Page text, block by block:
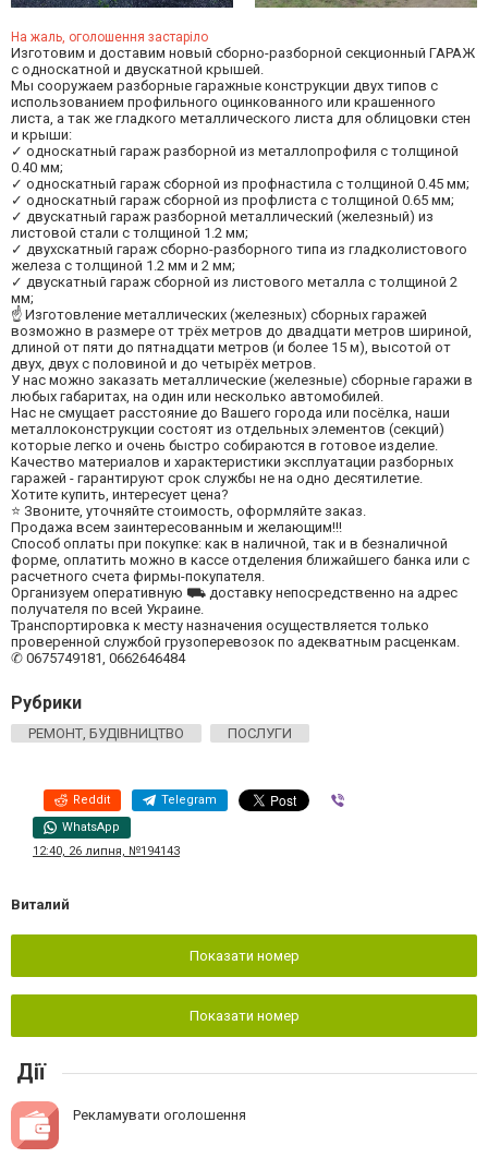
На жаль, оголошення застаріло
Изготовим и доставим новый сборно-разборной секционный ГАРАЖ
с односкатной и двускатной крышей.
Мы сооружаем разборные гаражные конструкции двух типов с
использованием профильного оцинкованного или крашенного
листа, а так же гладкого металлического листа для облицовки стен
и крыши:
✓ односкатный гараж разборной из металлопрофиля с толщиной
0.40 мм;
✓ односкатный гараж сборной из профнастила с толщиной 0.45 мм;
✓ односкатный гараж сборной из профлиста с толщиной 0.65 мм;
✓ двускатный гараж разборной металлический (железный) из
листовой стали с толщиной 1.2 мм;
✓ двухскатный гараж сборно-разборного типа из гладколистового
железа с толщиной 1.2 мм и 2 мм;
✓ двускатный гараж сборной из листового металла с толщиной 2
мм;
☝ Изготовление металлических (железных) сборных гаражей
возможно в размере от трёх метров до двадцати метров шириной,
длиной от пяти до пятнадцати метров (и более 15 м), высотой от
двух, двух с половиной и до четырёх метров.
У нас можно заказать металлические (железные) сборные гаражи в
любых габаритах, на один или несколько автомобилей.
Нас не смущает расстояние до Вашего города или посёлка, наши
металлоконструкции состоят из отдельных элементов (секций)
которые легко и очень быстро собираются в готовое изделие.
Качество материалов и характеристики эксплуатации разборных
гаражей - гарантируют срок службы не на одно десятилетие.
Хотите купить, интересует цена?
⭐ Звоните, уточняйте стоимость, оформляйте заказ.
Продажа всем заинтересованным и желающим!!!
Способ оплаты при покупке: как в наличной, так и в безналичной
форме, оплатить можно в кассе отделения ближайшего банка или с
расчетного счета фирмы-покупателя.
Организуем оперативную ⛟ доставку непосредственно на адрес
получателя по всей Украине.
Транспортировка к месту назначения осуществляется только
проверенной службой грузоперевозок по адекватным расценкам.
✆ 0675749181, 0662646484
Рубрики
РЕМОНТ, БУДІВНИЦТВО ПОСЛУГИ
Reddit Telegram
WhatsApp
12:40, 26 липня, №194143
Виталий
Показати номер
Показати номер
Дії
Рекламувати оголошення